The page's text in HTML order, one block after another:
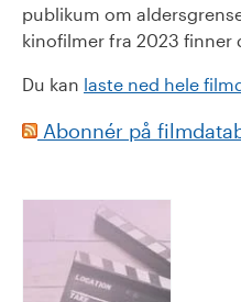
publikum om
kinofilmer fra 2023 finner
Du kan laste ned hele
Abonnér på